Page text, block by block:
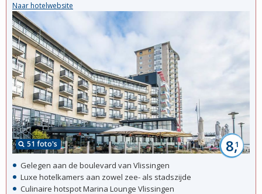
51 foto's 8,1
Naar hotelwebsite
Gelegen aan de boulevard van Vlissingen
Luxe hotelkamers aan zowel zee- als stadszijde
Culinaire hotspot Marina Lounge Vlissingen